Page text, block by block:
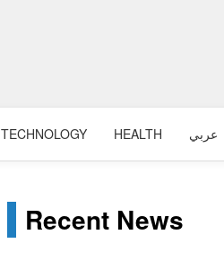
TECHNOLOGY HEALTH عربي
Recent News